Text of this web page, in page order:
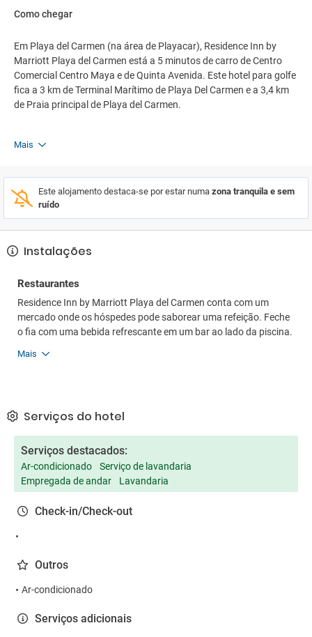
Como chegar
Em Playa del Carmen (na área de Playacar), Residence Inn by
Marriott Playa del Carmen está a 5 minutos de carro de Centro
Comercial Centro Maya e de Quinta Avenida. Este hotel para golfe
fica a 3 km de Terminal Marítimo de Playa Del Carmen e a 3,4 km
de Praia principal de Playa del Carmen.
Mais
Este alojamento destaca-se por estar numa zona tranquila e sem
ruído
Instalações
Restaurantes
Residence Inn by Marriott Playa del Carmen conta com um
mercado onde os hóspedes pode saborear uma refeição. Feche
o fia com uma bebida refrescante em um bar ao lado da piscina.
Mais
Serviços do hotel
Serviços destacados:
Ar-condicionado
Serviço de lavandaria
Empregada de andar
Lavandaria
Check-in/Check-out
Outros
Ar-condicionado
Serviços adicionais